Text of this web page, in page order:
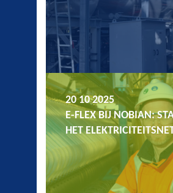
20 10 2025
E-FLEX BIJ NOBIAN:
HET